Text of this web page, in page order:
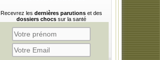
Recevrez les dernières parutionset des
dossiers chocssur la santé